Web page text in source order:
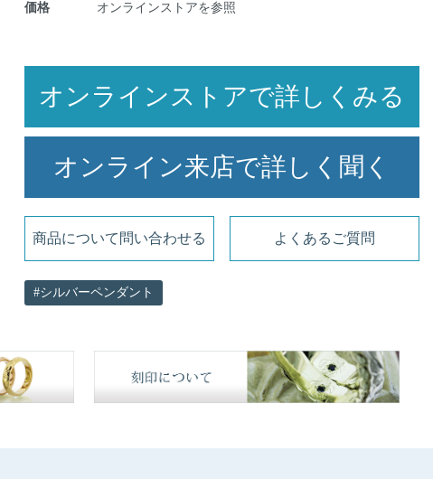
価格 オンラインストアを参照
オンラインストアで詳しくみる
オンライン来店で詳しく聞く
商品について問い合わせる よくあるご質問
シルバーペンダント